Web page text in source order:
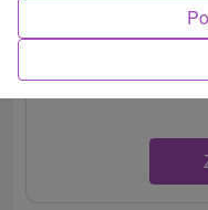
Ubytovanie v
obkolesení Nízkych